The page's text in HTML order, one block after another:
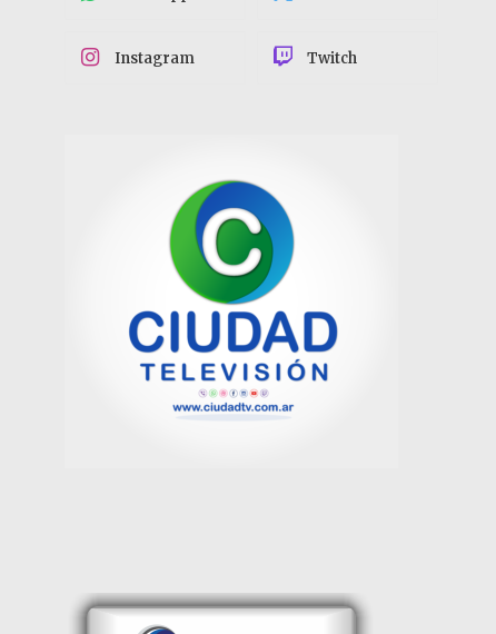
Instagram Twitch